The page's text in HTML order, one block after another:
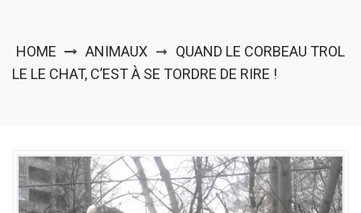
HOME ANIMAUX ➞ QUAND LE CORBEAU TROL
LE LE CHAT, C’EST À SE TORDRE DE RIRE !